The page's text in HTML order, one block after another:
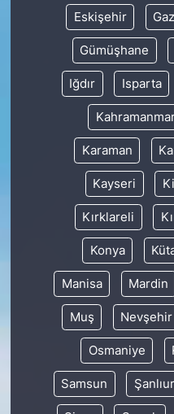
Eskişehir
Gümüşhane
Iğdır Isparta
Karaman
Kayseri
Kırklareli
Konya
Manisa Mardin
Muş Nevşehir
Osmaniye
Samsun